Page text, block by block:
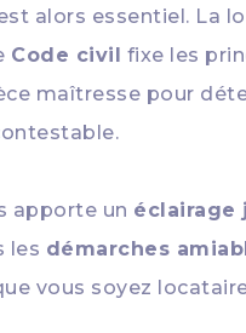
alors essentiel. La
Code civil fixe les
maîtresse pour
apporte un éclairage
les démarches
vous soyez